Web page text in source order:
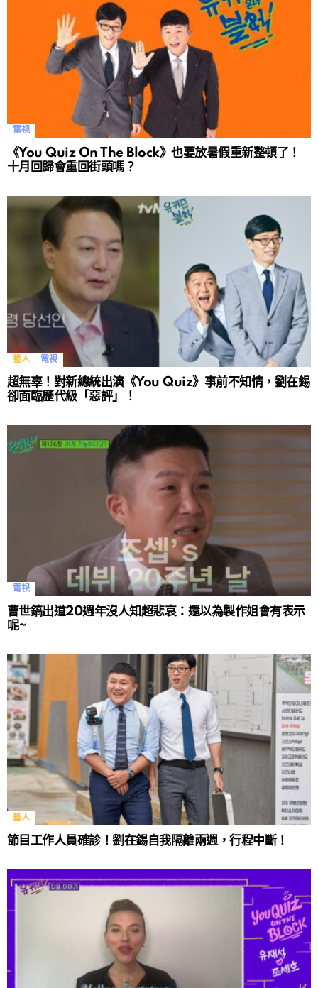
電視
《You Quiz On The Block》也要放暑假重新整頓了！
十月回歸會重回街頭嗎？
藝人 電視
超無辜！對新總統出演《You Quiz》事前不知情，劉在錫
卻面臨歷代級「惡評」！
電視
曹世鎬出道20週年沒人知超悲哀：還以為製作姐會有表示
呢~
藝人
節目工作人員確診！劉在錫自我隔離兩週，行程中斷！